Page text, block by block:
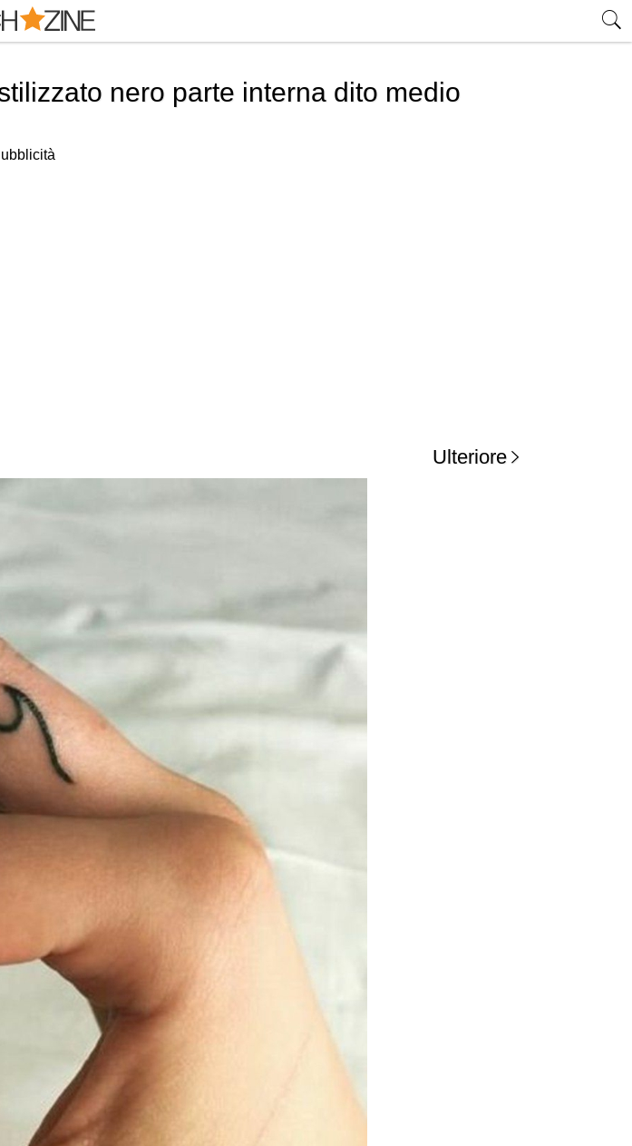
nero parte interna dito medio
Ulteriore